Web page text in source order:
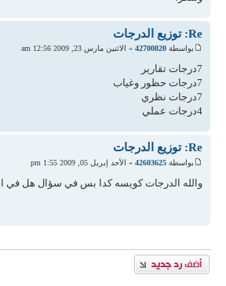
Re: توزيع الدرجات
بواسطة 42700820 » الاثنين مارس 23, 2009 12:56 am
7درجات تقارير
7درجات حظور وغياب
7درجات نظري
4درجات عملي
Re: توزيع الدرجات
بواسطة 42603625 » الأحد إبريل 05, 2009 1:55 pm
والله الدرجات كويسه كدا بس في سؤال هل في
إضافة رد